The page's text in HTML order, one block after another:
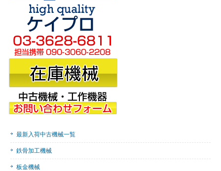
最新入荷中古機械一覧
鉄骨加工機械
板金機械